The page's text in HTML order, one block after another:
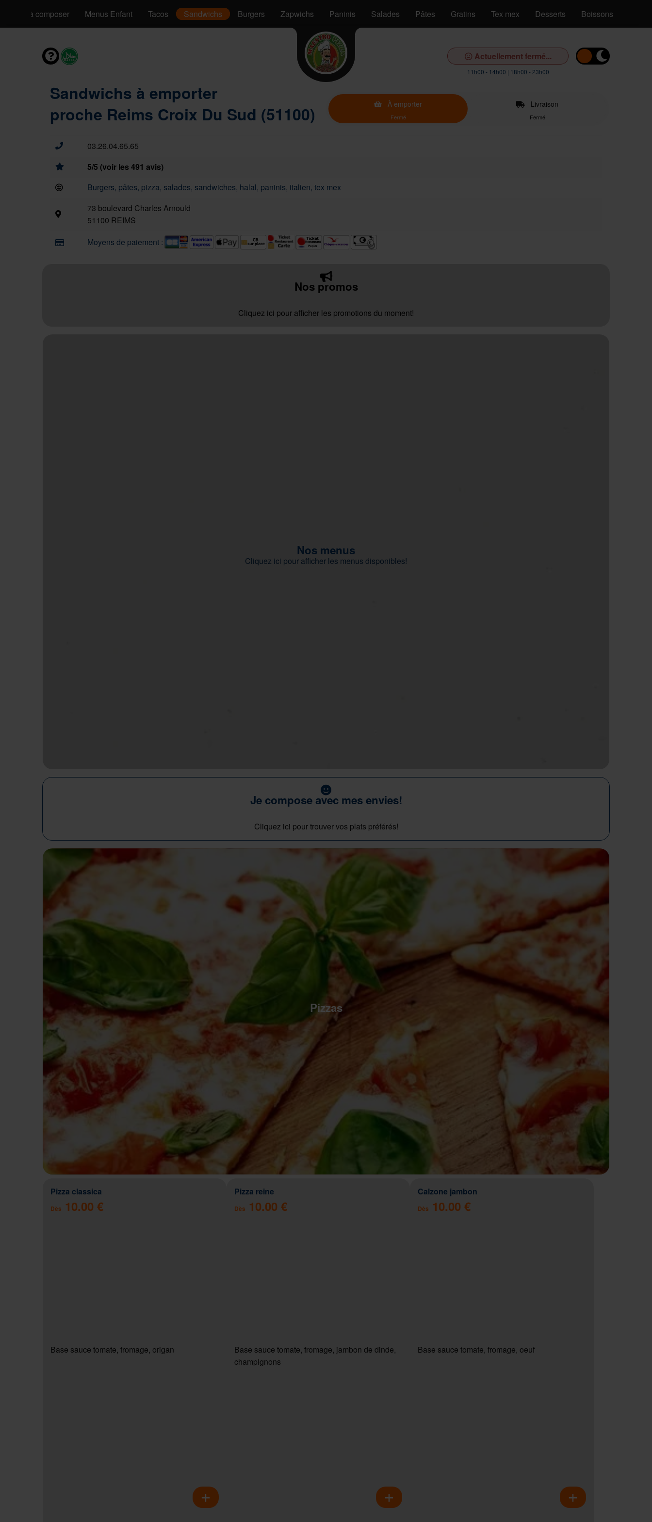
Pizzas à composer Menus Enfant Tacos Sandwichs Burgers Zapwichs Paninis Salades Pâtes Gratins Tex mex Desserts Boissons
Actuellement fermé...
11h00 - 14h00 | 18h00 - 23h00
Sandwichs à emporter
proche Reims Croix Du Sud (51100)
À emporter
Fermé
Livraison
Fermé
03.26.04.65.65
5/5 (voir les 491 avis)
Burgers, pâtes, pizza, salades, sandwiches, halal, paninis, italien, tex mex
73 boulevard Charles Arnould
51100 REIMS
Moyens de paiement :
Nos promos
Cliquez ici pour afficher les promotions du moment!
Nos menus
Cliquez ici pour afficher les menus disponibles!
Je compose avec mes envies!
Cliquez ici pour trouver vos plats préférés!
Pizzas
Pizza classica
Dès 10.00 €
Base sauce tomate, fromage, origan
Pizza reine
Dès 10.00 €
Base sauce tomate, fromage, jambon de dinde,
champignons
Calzone jambon
Dès 10.00 €
Base sauce tomate, fromage, oeuf